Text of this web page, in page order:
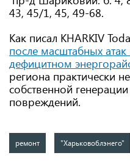
43, 45/1, 45, 49-68.
Как писал KHARKIV
после масштабных атак
дефицитном
региона практически
собственной
повреждений.
ремонт "Харьковоблэнего"